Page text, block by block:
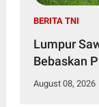
BERITA TNI
Lumpur
Bebaskan
August 08, 2026